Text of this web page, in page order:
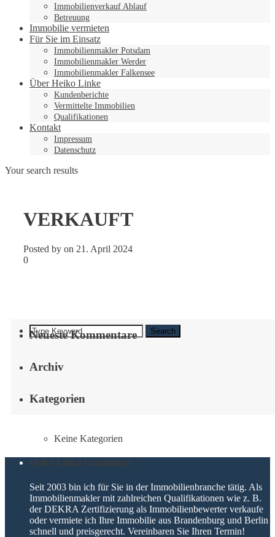
Immobilienverkauf Ablauf
Betreuung
Immobilie vermieten
Für Sie im Einsatz
Immobilienmakler Potsdam
Immobilienmakler Werder
Immobilienmakler Falkensee
Über Heiko Linke
Kundenberichte
Vermittelte Immobilien
Qualifikationen
Kontakt
Impressum
Datenschutz
Your search results
VERKAUFT
Posted by on 21. April 2024
0
Search
Neueste Kommentare
Archiv
Kategorien
Keine Kategorien
Heiko Linke Immobilien
Seit 2003 bin ich für Sie in der Immobilienbranche tätig. Als
Immobilienmakler mit zahlreichen Qualifikationen wie z. B.
der DEKRA Zertifizierung als Immobilienbewerter verkaufe
oder vermiete ich Ihre Immobilie aus Brandenburg und Berlin
schnell und preisgerecht. Vereinbaren Sie Ihren Termin!